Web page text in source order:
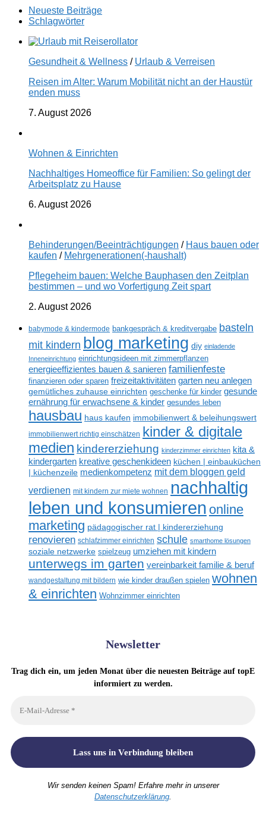
Neueste Beiträge
Schlagwörter
Gesundheit & Wellness / Urlaub & Verreisen
Reisen im Alter: Warum Mobilität nicht an der Haustür
enden muss
7. August 2026
Wohnen & Einrichten
Nachhaltiges Homeoffice für Familien: So gelingt der
Arbeitsplatz zu Hause
6. August 2026
Behinderungen/Beeinträchtigungen / Haus bauen oder
kaufen / Mehrgenerationen(-haushalt)
Pflegeheim bauen: Welche Bauphasen den Zeitplan
bestimmen – und wo Vorfertigung Zeit spart
2. August 2026
babymode & kindermode bankgespräch & kreditvergabe basteln
mit kindern blog marketing diy einladende
Inneneinrichtung einrichtungsideen mit zimmerpflanzen
energieeffizientes bauen & sanieren familienfeste
finanzieren oder sparen freizeitaktivitäten garten neu anlegen
gemütliches zuhause einrichten geschenke für kinder gesunde
ernährung für erwachsene & kinder gesundes leben
hausbau haus kaufen immobilienwert & beleihungswert
immobilienwert richtig einschätzen
kinder & digitale
medien kindererziehung kinderzimmer einrichten kita &
kindergarten kreative geschenkideen küchen | einbauküchen
| küchenzeile medienkompetenz mit dem bloggen geld
verdienen mit kindern zur miete wohnen nachhaltig
leben und konsumieren online
marketing pädagogischer rat | kindererziehung
renovieren schlafzimmer einrichten schule smarthome lösungen
soziale netzwerke spielzeug umziehen mit kindern
unterwegs im garten vereinbarkeit familie & beruf
wandgestaltung mit bildern wie kinder draußen spielen wohnen
& einrichten Wohnzimmer einrichten
Newsletter
Trag dich ein, um jeden Monat über die neuesten Beiträge auf topE
informiert zu werden.
Wir senden keinen Spam! Erfahre mehr in unserer
Datenschutzerklärung.